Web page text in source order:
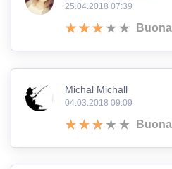
25.04.2018 07:39
Buona
Michal Michall
04.03.2018 09:09
Buona